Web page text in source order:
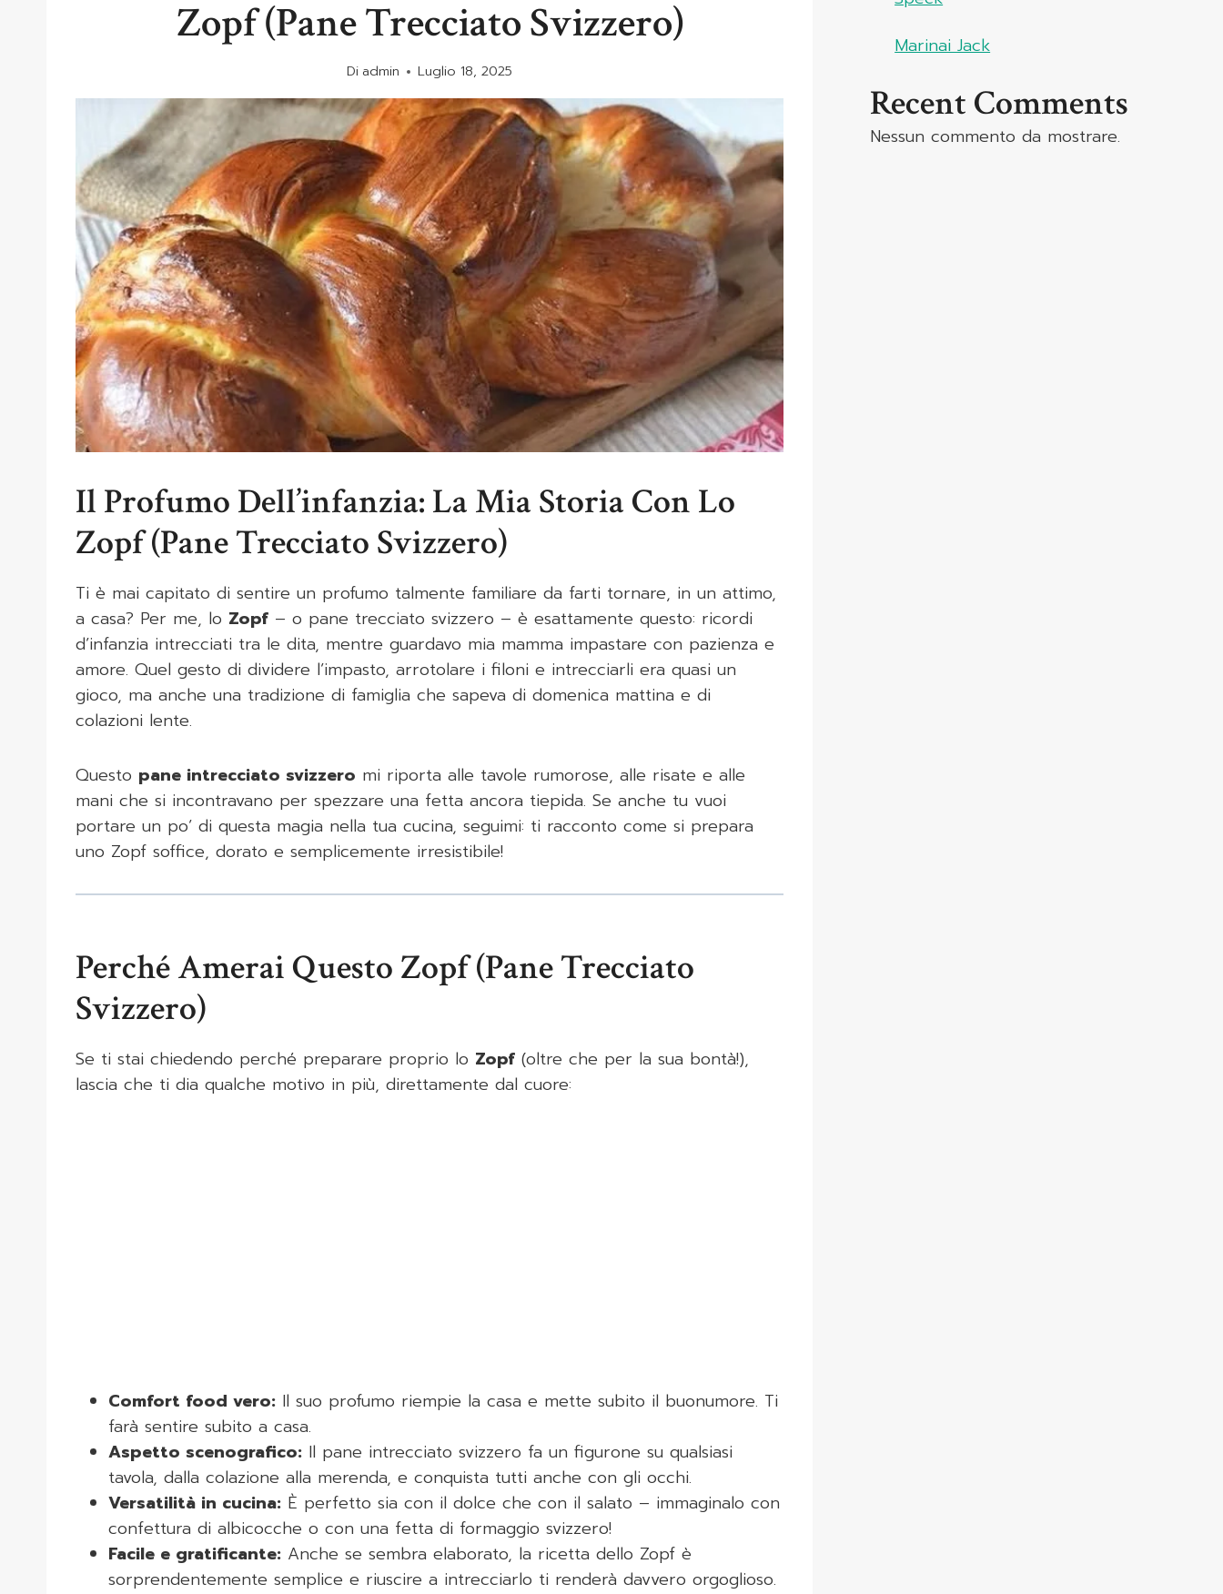
Zopf (Pane Trecciato Svizzero)
Di admin Luglio 18, 2025
Il Profumo Dell’infanzia: La Mia Storia Con Lo
Zopf (Pane Trecciato Svizzero)
Ti è mai capitato di sentire un profumo talmente familiare da farti tornare, in un attimo,
a casa? Per me, lo Zopf – o pane trecciato svizzero – è esattamente questo: ricordi
d’infanzia intrecciati tra le dita, mentre guardavo mia mamma impastare con pazienza e
amore. Quel gesto di dividere l’impasto, arrotolare i filoni e intrecciarli era quasi un
gioco, ma anche una tradizione di famiglia che sapeva di domenica mattina e di
colazioni lente.
Questo pane intrecciato svizzero mi riporta alle tavole rumorose, alle risate e alle
mani che si incontravano per spezzare una fetta ancora tiepida. Se anche tu vuoi
portare un po’ di questa magia nella tua cucina, seguimi: ti racconto come si prepara
uno Zopf soffice, dorato e semplicemente irresistibile!
Perché Amerai Questo Zopf (Pane Trecciato
Svizzero)
Se ti stai chiedendo perché preparare proprio lo Zopf (oltre che per la sua bontà!),
lascia che ti dia qualche motivo in più, direttamente dal cuore:
Comfort food vero: Il suo profumo riempie la casa e mette subito il buonumore. Ti
farà sentire subito a casa.
Aspetto scenografico: Il pane intrecciato svizzero fa un figurone su qualsiasi
tavola, dalla colazione alla merenda, e conquista tutti anche con gli occhi.
Versatilità in cucina: È perfetto sia con il dolce che con il salato – immaginalo con
confettura di albicocche o con una fetta di formaggio svizzero!
Facile e gratificante: Anche se sembra elaborato, la ricetta dello Zopf è
sorprendentemente semplice e riuscire a intrecciarlo ti renderà davvero orgoglioso.
Marinai Jack
Recent Comments
Nessun commento da mostrare.